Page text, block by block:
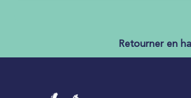
Retourner en